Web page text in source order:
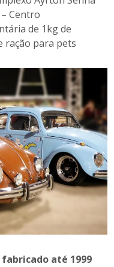
Centro
de 1kg de
ração para pets
até 1999